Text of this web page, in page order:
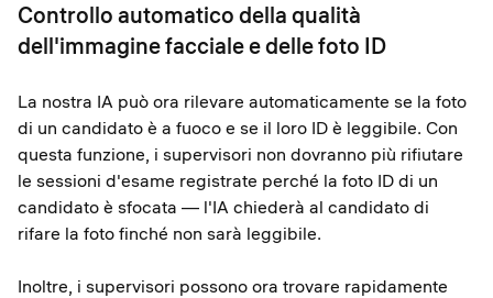
Controllo automatico della qualità
dell'immagine facciale e delle foto ID
La nostra IA può ora rilevare automaticamente se la foto
di un candidato è a fuoco e se il loro ID è leggibile. Con
questa funzione, i supervisori non dovranno più rifiutare
le sessioni d'esame registrate perché la foto ID di un
candidato è sfocata — l'IA chiederà al candidato di
rifare la foto finché non sarà leggibile.
Inoltre, i supervisori possono ora trovare rapidamente